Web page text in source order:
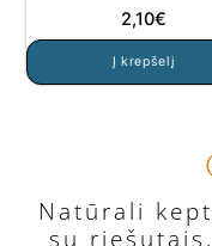
2,10€
Į krepšelį
Natūrali
su